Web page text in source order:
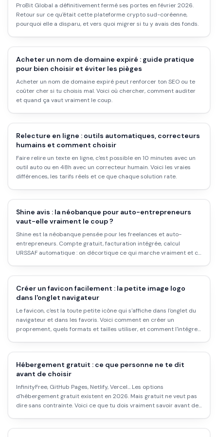
ProBit Global a définitivement fermé ses portes en février 2026.
Retour sur ce qu'était cette plateforme crypto sud-coréenne,
pourquoi elle a disparu, et vers quoi migrer si tu y avais des fonds.
Acheter un nom de domaine expiré : guide pratique
pour bien choisir et éviter les pièges
Acheter un nom de domaine expiré peut renforcer ton SEO ou te
coûter cher si tu choisis mal. Voici où chercher, comment auditer
et quand ça vaut vraiment le coup.
Relecture en ligne : outils automatiques, correcteurs
humains et comment choisir
Faire relire un texte en ligne, c'est possible en 10 minutes avec un
outil auto ou en 48h avec un correcteur humain. Voici les vraies
différences, les tarifs réels et ce que chaque solution rate.
Shine avis : la néobanque pour auto-entrepreneurs
vaut-elle vraiment le coup ?
Shine est la néobanque pensée pour les freelances et auto-
entrepreneurs. Compte gratuit, facturation intégrée, calcul
URSSAF automatique : on décortique ce qui marche vraiment et ce
Créer un favicon facilement : la petite image logo
dans l'onglet navigateur
Le favicon, c'est la toute petite icône qui s'affiche dans l'onglet du
navigateur et dans les favoris. Voici comment en créer un
proprement, quels formats et tailles utiliser, et comment l'intégrer
Hébergement gratuit : ce que personne ne te dit
avant de choisir
InfinityFree, GitHub Pages, Netlify, Vercel... Les options
d'hébergement gratuit existent en 2026. Mais gratuit ne veut pas
dire sans contrainte. Voici ce que tu dois vraiment savoir avant de